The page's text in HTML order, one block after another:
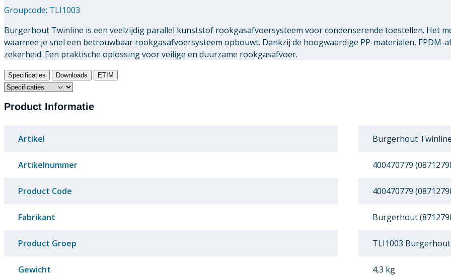
Groupcode: TLI1003
Burgerhout Twinline is een veelzijdig parallel kunststof rookgasafvoersysteem voor condenserende toestellen. Het
waarmee je snel een betrouwbaar rookgasafvoersysteem opbouwt. Dankzij de hoogwaardige PP-materialen,
zekerheid. Een praktische oplossing voor veilige en duurzame rookgasafvoer.
Specificaties Downloads ETIM
Product Informatie
Artikel Burgerhout
Artikelnummer 400470779
Product Code 400470779
Fabrikant Burgerhout
Product Groep TLI1003
Gewicht 4,3 kg